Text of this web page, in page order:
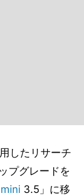
したリサーチ
プグレードを
3.5」に移